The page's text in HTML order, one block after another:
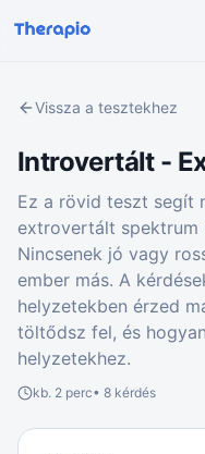
Vissza a tesztekhez
Introvertált -
Ez a rövid teszt segít
extrovertált spektrum
Nincsenek jó vagy
ember más. A
helyzetekben érzed
töltődsz fel, és
helyzetekhez.
kb. 2 perc• 8 kérdés